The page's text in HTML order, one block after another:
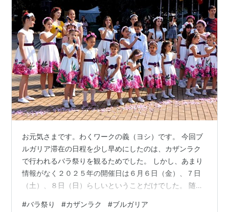
お元気さまです。わくワークの義（ヨシ）です。 今回ブ
ルガリア滞在の日程を少し早めにしたのは、カザンラク
で行われるバラ祭りを観るためでした。 しかし、あまり
情報がなく２０２５年の開催日は６月６日（金）、７日
（土）、８日（日）らしいということだけでした。 随分
様子を見学したり、ホロと言われるダンスを一緒に踊っ
#バラ祭り #カザンラク #ブルガリア